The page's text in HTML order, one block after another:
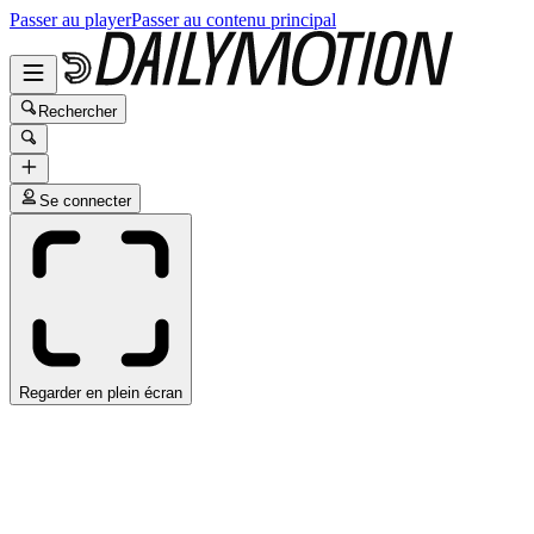
Passer au playerPasser au contenu principal
Rechercher
Se connecter
Regarder en plein écran